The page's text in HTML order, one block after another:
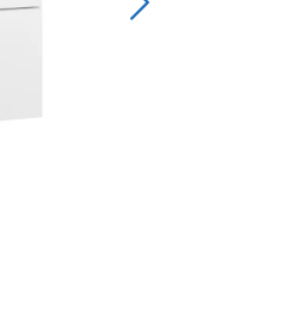
Seuraava